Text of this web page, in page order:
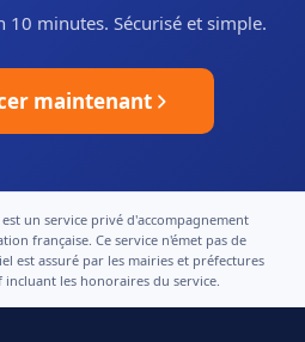
10 minutes. Sécurisé et simple.
maintenant
un service privé d'accompagnement
française. Ce service n'émet pas de
est assuré par les mairies et préfectures
incluant les honoraires du service.